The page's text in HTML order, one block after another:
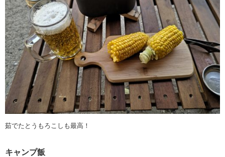
茹でたとうもろこしも最高！
キャンプ飯